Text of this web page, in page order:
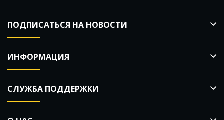
ПОДПИСАТЬСЯ НА НОВОСТИ
ИНФОРМАЦИЯ
СЛУЖБА ПОДДЕРЖКИ